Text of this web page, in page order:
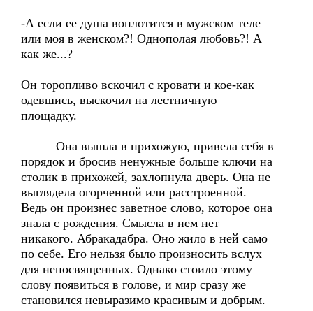
-А если ее душа воплотится в мужском теле
или моя в женском?! Однополая любовь?! А
как же...?
Он торопливо вскочил с кровати и кое-как
одевшись, выскочил на лестничную
площадку.
Она вышла в прихожую, привела себя в
порядок и бросив ненужные больше ключи на
столик в прихожей, захлопнула дверь. Она не
выглядела огорченной или расстроенной.
Ведь он произнес заветное слово, которое она
знала с рождения. Смысла в нем нет
никакого. Абракадабра. Оно жило в ней само
по себе. Его нельзя было произносить вслух
для непосвященных. Однако стоило этому
слову появиться в голове, и мир сразу же
становился невыразимо красивым и добрым.